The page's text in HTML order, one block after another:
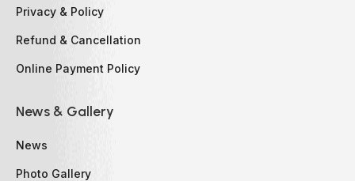
Privacy & Policy
Refund & Cancellation
Online Payment Policy
News & Gallery
News
Photo Gallery